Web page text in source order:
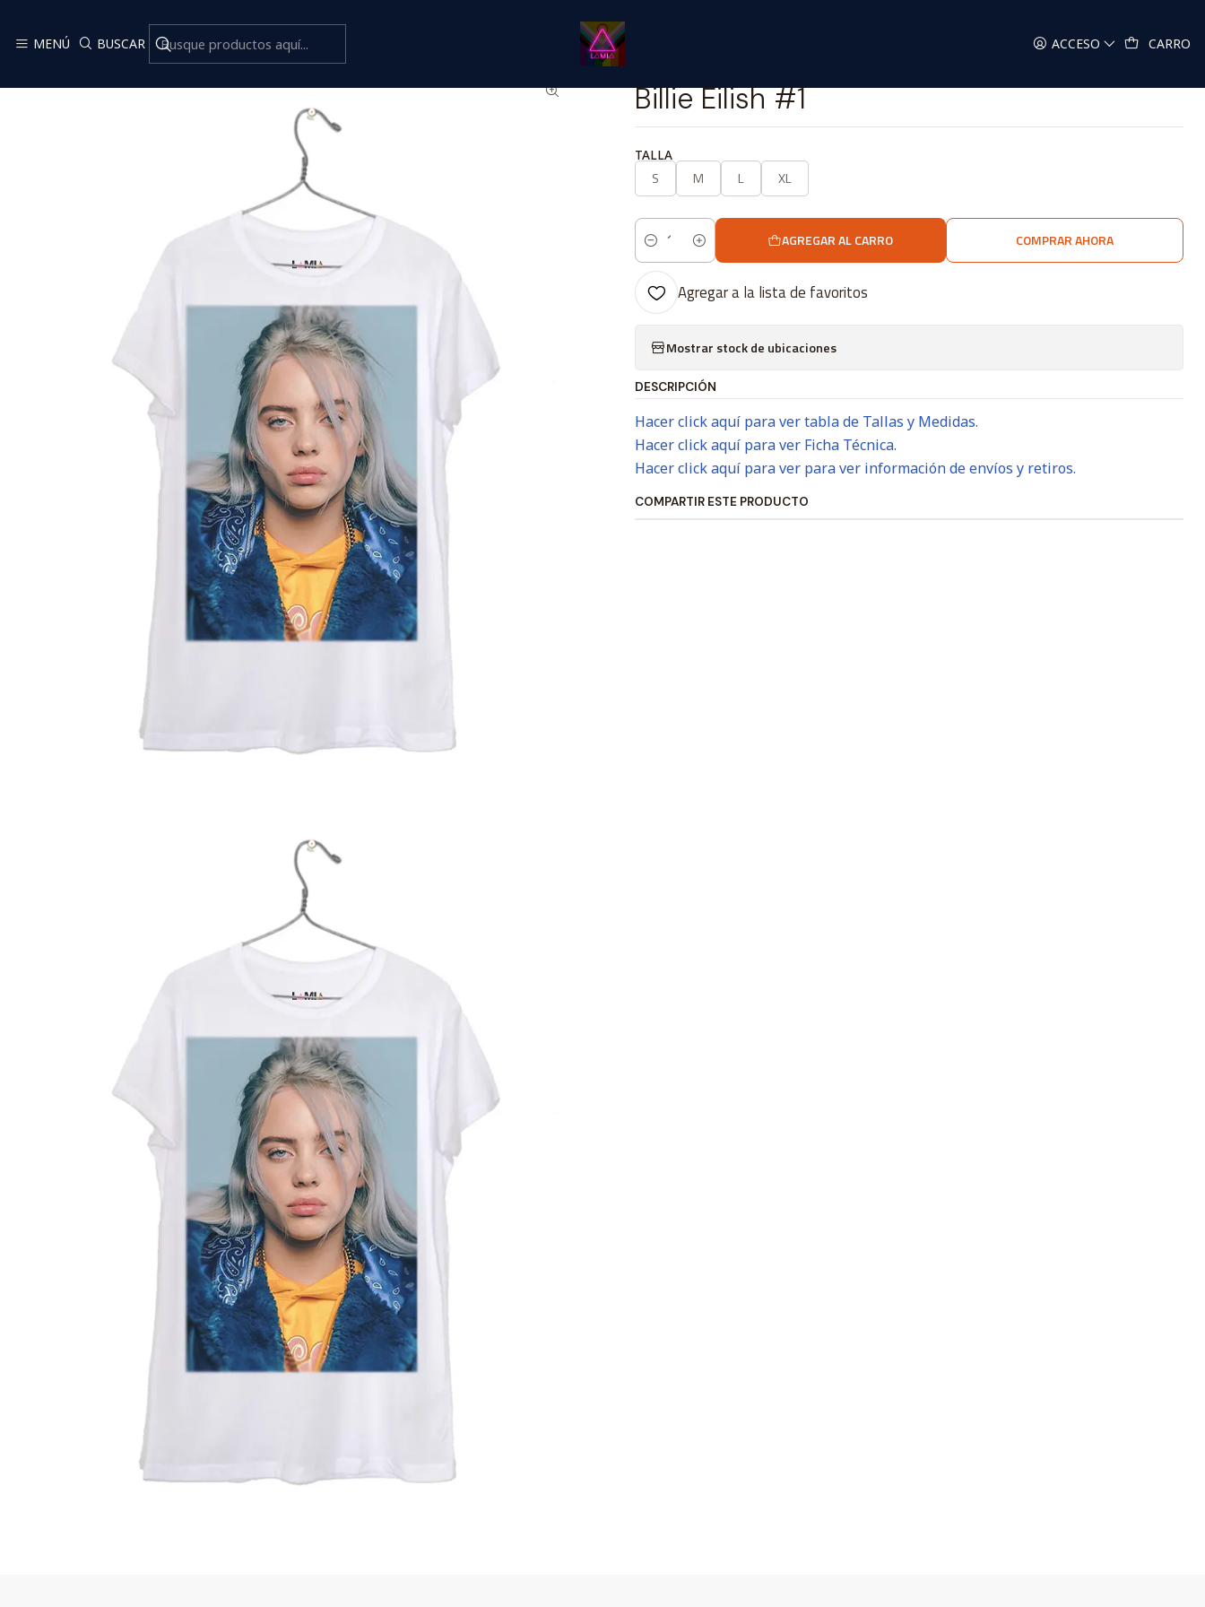
MENÚ BUSCAR ACCESO CARRO
Música Classic
Billie Eilish #1
TALLA
S M L XL
Cantidad
AGREGAR AL CARRO COMPRAR AHORA
Agregar a la lista de favoritos
Mostrar stock de ubicaciones
DESCRIPCIÓN
Hacer click aquí para ver tabla de Tallas y Medidas.
Hacer click aquí para ver Ficha Técnica.
Hacer click aquí para ver para ver información de envíos y retiros.
COMPARTIR ESTE PRODUCTO